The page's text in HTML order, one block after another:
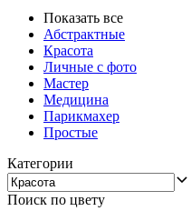
Показать все
Абстрактные
Красота
Личные с фото
Мастер
Медицина
Парикмахер
Простые
Категории
Поиск по цвету